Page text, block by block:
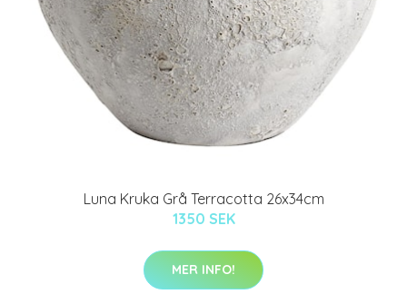
Luna Kruka Grå Terracotta 26x34cm
1350 SEK
MER INFO!